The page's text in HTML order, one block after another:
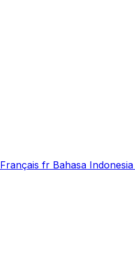
Français fr Bahasa Indonesia